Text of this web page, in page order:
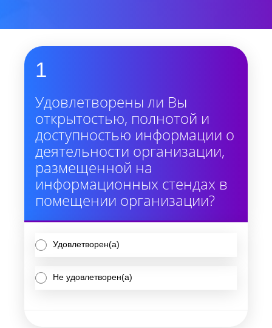
1
Удовлетворены ли Вы
открытостью, полнотой и
доступностью информации о
деятельности организации,
размещенной на
информационных стендах в
помещении организации?
Удовлетворен(а)
Не удовлетворен(а)